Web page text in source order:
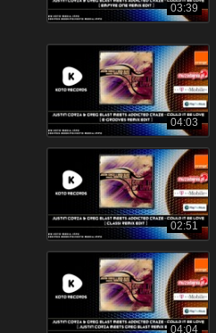
03:39
04:03
02:51
04:04